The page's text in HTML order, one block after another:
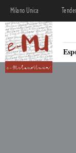
Milano Unica